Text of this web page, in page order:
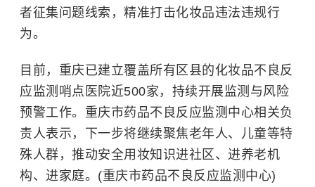
者征集问题线索，精准打击化妆品违法违规行
为。
目前，重庆已建立覆盖所有区县的化妆品不良反
应监测哨点医院近500家，持续开展监测与风险
预警工作。重庆市药品不良反应监测中心相关负
责人表示，下一步将继续聚焦老年人、儿童等特
殊人群，推动安全用妆知识进社区、进养老机
构、进家庭。(重庆市药品不良反应监测中心)